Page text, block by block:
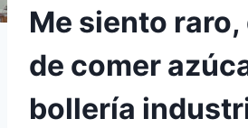
Me siento
de comer
bollería